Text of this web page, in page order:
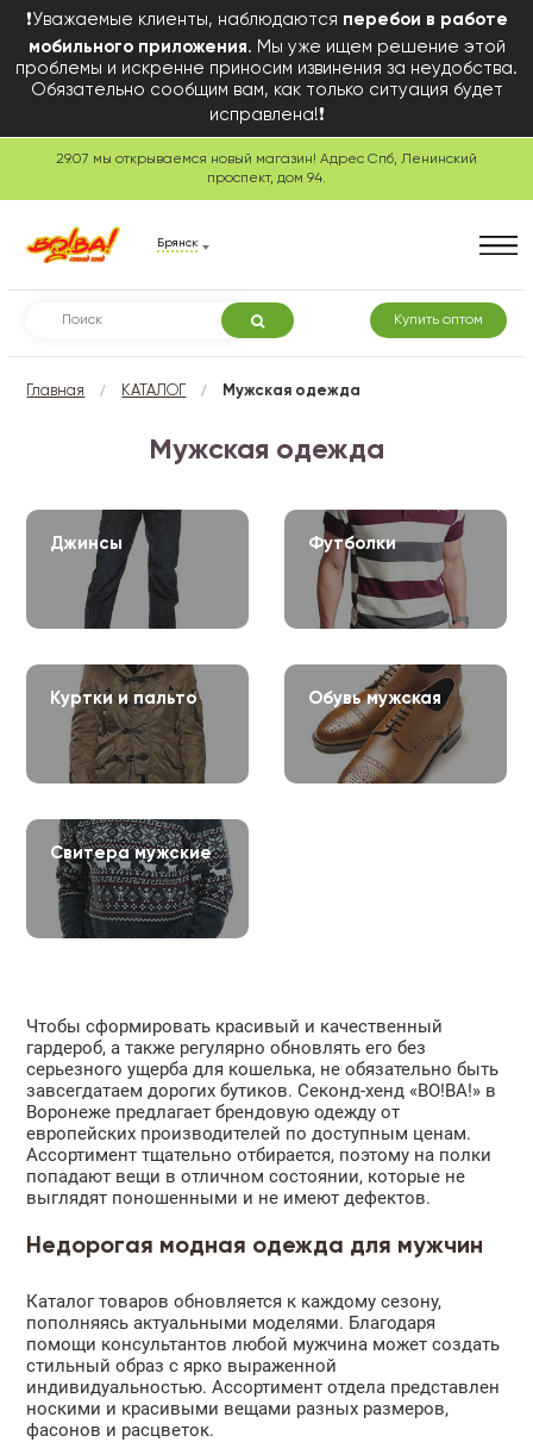
❗Уважаемые клиенты, наблюдаются перебои в работе
мобильного приложения. Мы уже ищем решение этой
проблемы и искренне приносим извинения за неудобства.
Обязательно сообщим вам, как только ситуация будет
исправлена!❗
29.07 мы открываемся новый магазин! Адрес Спб, Ленинский
проспект, дом 94.
Брянск
Купить оптом
Главная / КАТАЛОГ / Мужская одежда
Мужская одежда
Джинсы Футболки
Куртки и пальто Обувь мужская
Свитера мужские
Чтобы сформировать красивый и качественный
гардероб, а также регулярно обновлять его без
серьезного ущерба для кошелька, не обязательно быть
завсегдатаем дорогих бутиков. Секонд-хенд «ВО!ВА!» в
Воронеже предлагает брендовую одежду от
европейских производителей по доступным ценам.
Ассортимент тщательно отбирается, поэтому на полки
попадают вещи в отличном состоянии, которые не
выглядят поношенными и не имеют дефектов.
Недорогая модная одежда для мужчин
Каталог товаров обновляется к каждому сезону,
пополняясь актуальными моделями. Благодаря
помощи консультантов любой мужчина может создать
стильный образ с ярко выраженной
индивидуальностью. Ассортимент отдела представлен
носкими и красивыми вещами разных размеров,
фасонов и расцветок.